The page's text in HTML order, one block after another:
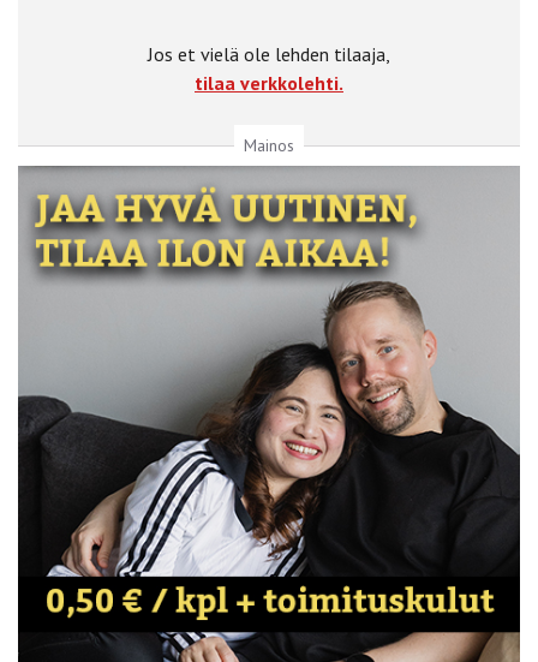
Jos et vielä ole lehden tilaaja,
tilaa verkkolehti.
Mainos